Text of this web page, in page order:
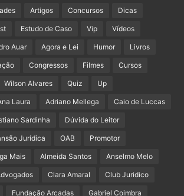
Artigos Concursos Dicas
Estudo de Caso Vip Vídeos
Auar Agora e Lei Humor Livros
Congressos Filmes Cursos
Wilson Alvares Quiz Up
Laura Adriano Mellega Caio de Luccas
Sardinha Dúvida do Leitor
Jurídica OAB Promotor
Mais Almeida Santos Anselmo Melo
Clara Amaral Club Juridico
Fundação Arcadas Gabriel Coimbra